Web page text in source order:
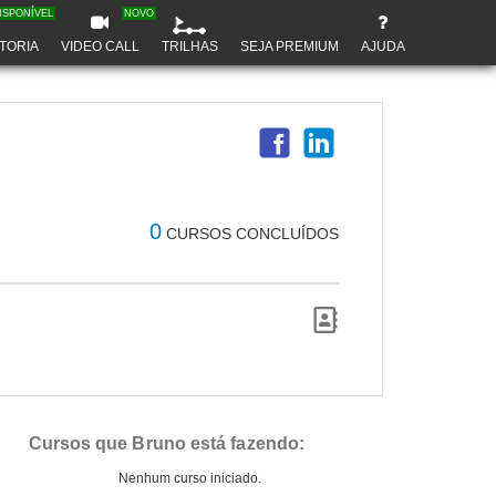
VIDEO CALL
NOVO
TRILHAS SEJA PREMIUM AJUDA
0 CURSOS CONCLUÍDOS
Cursos que Bruno está fazendo:
Nenhum curso iniciado.